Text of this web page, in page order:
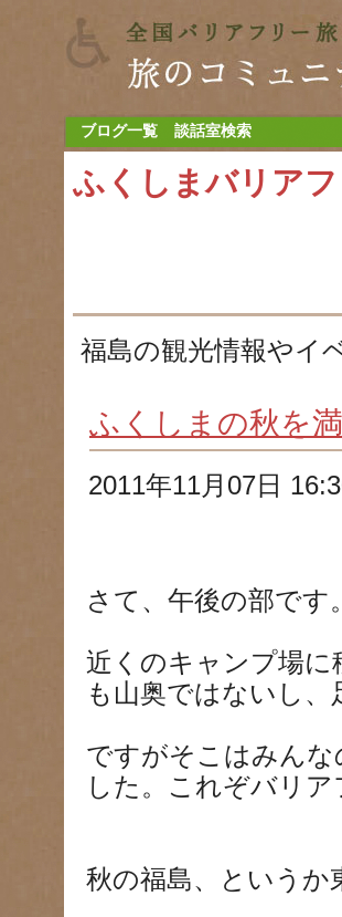
ブログ一覧 談話室検索
ふくしまバリア
福島の観光情報やイ
ふくしまの秋を
2011年11月07日
さて、午後の部です。
近くのキャンプ場
も山奥ではないし、
ですがそこはみん
した。これぞバリア
秋の福島、というか